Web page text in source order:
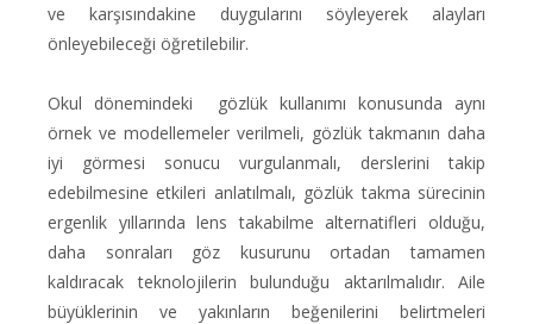
ve karşısındakine duygularını söyleyerek alayları
önleyebileceği öğretilebilir.
Okul dönemindeki gözlük kullanımı konusunda aynı
örnek ve modellemeler verilmeli, gözlük takmanın daha
iyi görmesi sonucu vurgulanmalı, derslerini takip
edebilmesine etkileri anlatılmalı, gözlük takma sürecinin
ergenlik yıllarında lens takabilme alternatifleri olduğu,
daha sonraları göz kusurunu ortadan tamamen
kaldıracak teknolojilerin bulunduğu aktarılmalıdır. Aile
büyüklerinin ve yakınların beğenilerini belirtmeleri